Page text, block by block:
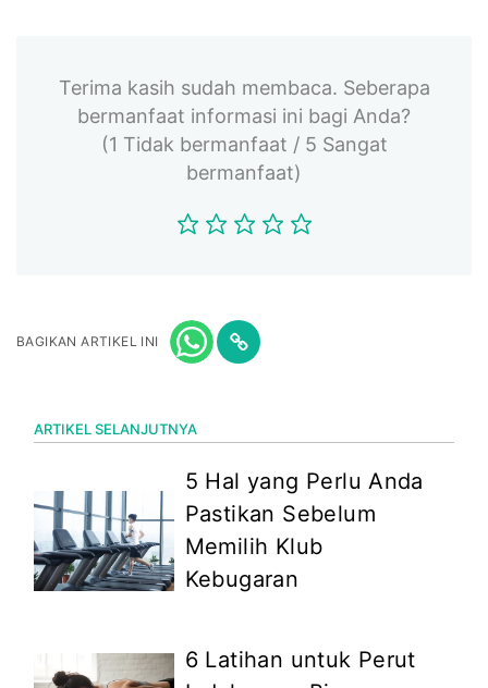
Terima kasih sudah membaca. Seberapa
bermanfaat informasi ini bagi Anda?
(1 Tidak bermanfaat / 5 Sangat
bermanfaat)
BAGIKAN ARTIKEL INI
ARTIKEL SELANJUTNYA
5 Hal yang Perlu Anda
Pastikan Sebelum
Memilih Klub
Kebugaran
6 Latihan untuk Perut